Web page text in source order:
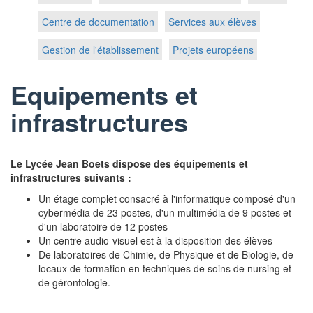
Centre de documentation
Services aux élèves
Gestion de l'établissement
Projets européens
Equipements et
infrastructures
Le Lycée Jean Boets dispose des équipements et
infrastructures suivants :
Un étage complet consacré à l'informatique composé d'un
cybermédia de 23 postes, d'un multimédia de 9 postes et
d'un laboratoire de 12 postes
Un centre audio-visuel est à la disposition des élèves
De laboratoires de Chimie, de Physique et de Biologie, de
locaux de formation en techniques de soins de nursing et
de gérontologie.